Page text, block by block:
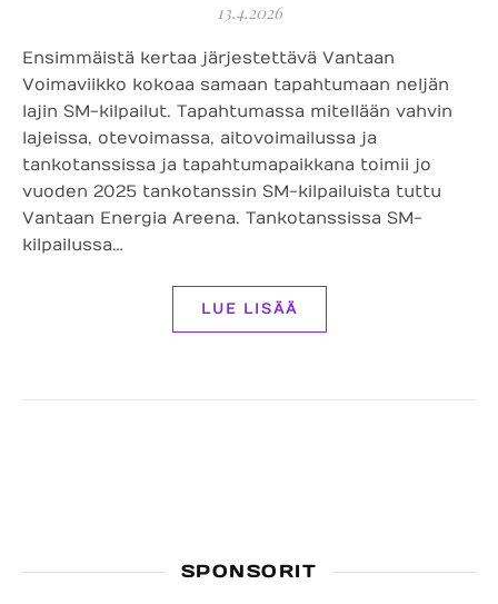
13.4.2026
Ensimmäistä kertaa järjestettävä Vantaan
Voimaviikko kokoaa samaan tapahtumaan neljän
lajin SM-kilpailut. Tapahtumassa mitellään vahvin
lajeissa, otevoimassa, aitovoimailussa ja
tankotanssissa ja tapahtumapaikkana toimii jo
vuoden 2025 tankotanssin SM-kilpailuista tuttu
Vantaan Energia Areena. Tankotanssissa SM-
kilpailussa…
LUE LISÄÄ
SPONSORIT